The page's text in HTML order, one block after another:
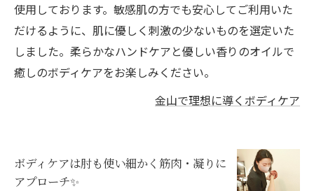
使用しております。敏感肌の方でも安心してご利用いた
だけるように、肌に優しく刺激の少ないものを選定いた
しました。柔らかなハンドケアと優しい香りのオイルで
癒しのボディケアをお楽しみください。
金山で理想に導くボディケア
ボディケアは肘も使い細かく筋肉・凝りに
アプローチ✨